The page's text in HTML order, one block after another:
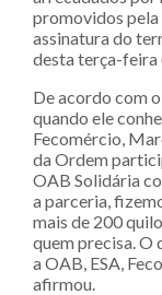
promovidos pela
assinatura do
desta terça-feira
De acordo com
quando ele
Fecomércio,
da Ordem
OAB Solidária
a parceria,
mais de 200
quem precisa. O
a OAB, ESA,
afirmou.